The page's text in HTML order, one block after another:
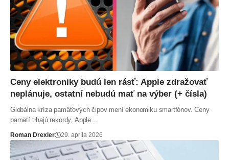
Ceny elektroniky budú len rásť: Apple zdražovať
neplánuje, ostatní nebudú mať na výber (+ čísla)
Globálna kríza pamäťových čipov mení ekonomiku smartfónov. Ceny
pamätí trhajú rekordy, Apple…
Roman Drexler 29. apríla 2026